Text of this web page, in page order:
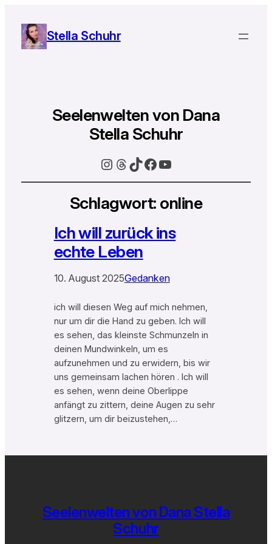
Stella Schuhr
Seelenwelten von Dana
Stella Schuhr
Instagram
Threads
TikTok
Facebook
YouTube
Schlagwort: online
Ich will zurück ins
echte Leben
10. August 2025Gedanken
ich will diesen Weg auf mich nehmen,
nur um dir die Hand zu geben. Ich will
es sehen, das kleinste Schmunzeln in
deinen Mundwinkeln, um es
aufzunehmen und zu erwidern, bis wir
uns gemeinsam lachen hören . Ich will
es sehen, wenn deine Oberlippe
anfängt zu zittern, deine Augen zu sehr
glitzern, um dir beizustehen,…
Seelenwelten von Dana Stella
Schuhr